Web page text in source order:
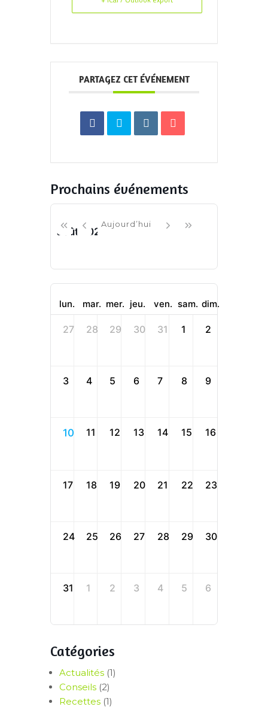
PARTAGEZ CET ÉVÉNEMENT
Prochains événements
août 2026
Aujourd’hui
lun. mar. mer. jeu. ven. sam. dim.
27 28 29 30 31 1 2
3 4 5 6 7 8 9
10 11 12 13 14 15 16
17 18 19 20 21 22 23
24 25 26 27 28 29 30
31 1 2 3 4 5 6
Catégories
Actualités (1)
Conseils (2)
Recettes (1)